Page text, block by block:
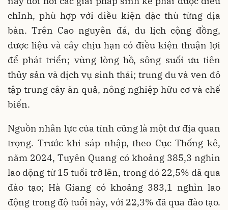
chỉnh, phù hợp với điều kiện đặc thù từng địa
bàn. Trên Cao nguyên đá, du lịch cộng đồng,
dược liệu và cây chịu hạn có điều kiện thuận lợi
để phát triển; vùng lòng hồ, sông suối ưu tiên
thủy sản và dịch vụ sinh thái; trung du và ven đô
tập trung cây ăn quả, nông nghiệp hữu cơ và chế
biến.
Nguồn nhân lực của tỉnh cũng là một dư địa quan
trọng. Trước khi sáp nhập, theo Cục Thống kê,
năm 2024, Tuyên Quang có khoảng 385,3 nghìn
lao động từ 15 tuổi trở lên, trong đó 22,5% đã qua
đào tạo; Hà Giang có khoảng 383,1 nghìn lao
động trong độ tuổi này, với 22,3% đã qua đào tạo.